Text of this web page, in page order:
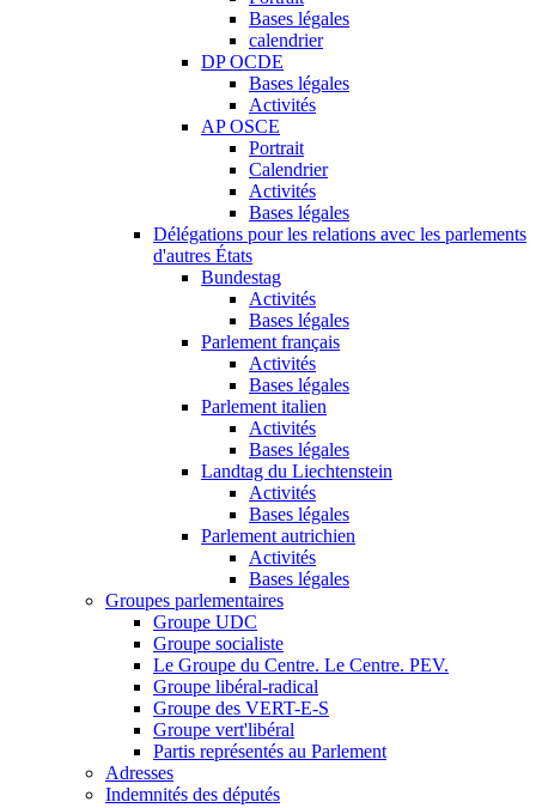
Bases légales
calendrier
DP OCDE
Bases légales
Activités
AP OSCE
Portrait
Calendrier
Activités
Bases légales
Délégations pour les relations avec les parlements
d'autres États
Bundestag
Activités
Bases légales
Parlement français
Activités
Bases légales
Parlement italien
Activités
Bases légales
Landtag du Liechtenstein
Activités
Bases légales
Parlement autrichien
Activités
Bases légales
Groupes parlementaires
Groupe UDC
Groupe socialiste
Le Groupe du Centre. Le Centre. PEV.
Groupe libéral-radical
Groupe des VERT-E-S
Groupe vert'libéral
Partis représentés au Parlement
Adresses
Indemnités des députés